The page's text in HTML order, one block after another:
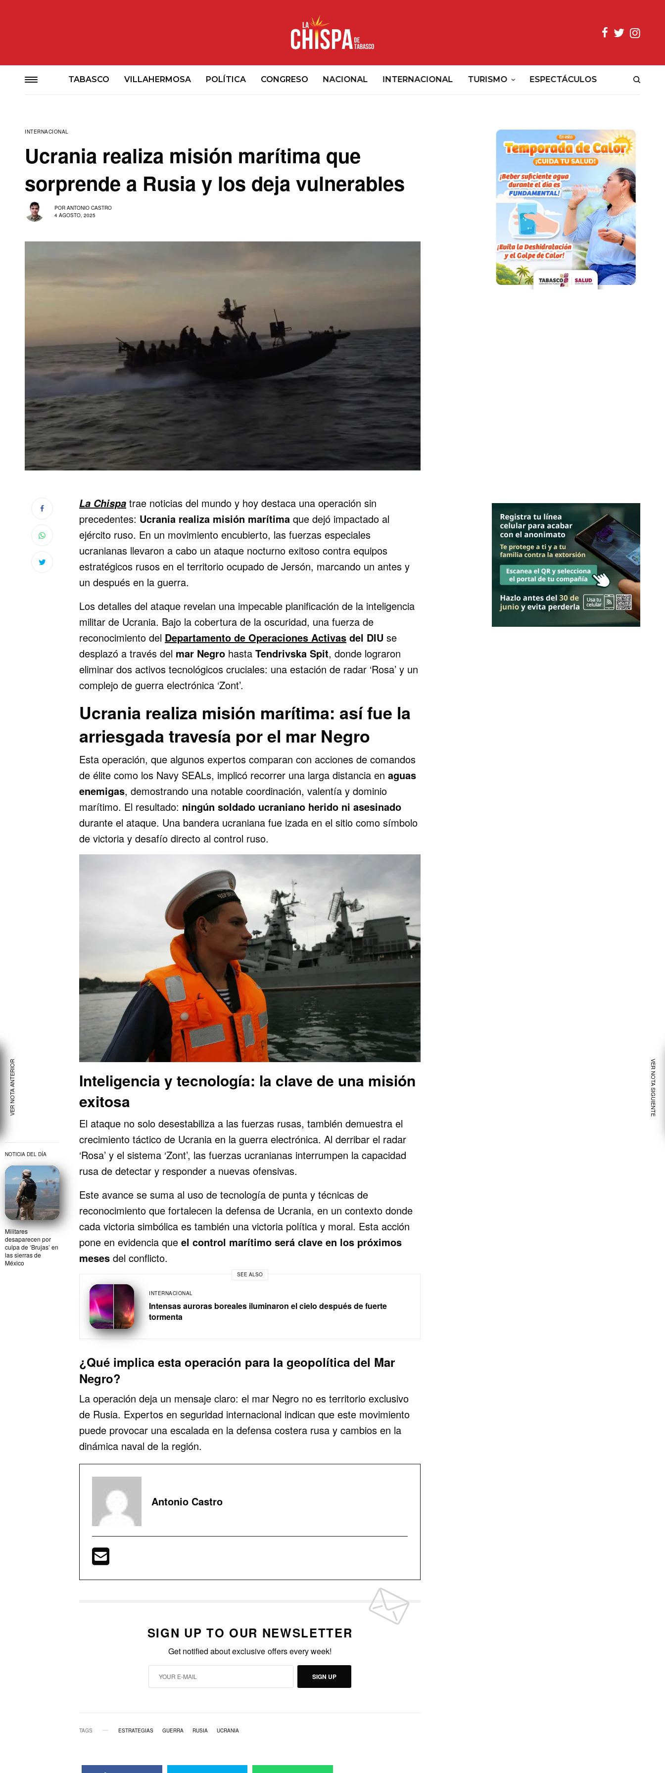
TABASCO VILLAHERMOSA POLÍTICA CONGRESO NACIONAL INTERNACIONAL TURISMO ESPECTÁCULOS
INTERNACIONAL
Ucrania realiza misión marítima que
sorprende a Rusia y los deja vulnerables
POR ANTONIO CASTRO
4 AGOSTO, 2025
NOTICIA DEL DÍA
Militares
desaparecen por
culpa de ‘Brujas’ en
las sierras de
México
La Chispa trae noticias del mundo y hoy destaca una operación sin
precedentes: Ucrania realiza misión marítima que dejó impactado al
ejército ruso. En un movimiento encubierto, las fuerzas especiales
ucranianas llevaron a cabo un ataque nocturno exitoso contra equipos
estratégicos rusos en el territorio ocupado de Jersón, marcando un antes y
un después en la guerra.
Los detalles del ataque revelan una impecable planificación de la inteligencia
militar de Ucrania. Bajo la cobertura de la oscuridad, una fuerza de
reconocimiento del Departamento de Operaciones Activas del DIU se
desplazó a través del mar Negro hastaTendrivska Spit, donde lograron
eliminar dos activos tecnológicos cruciales: una estación de radar ‘Rosa’ y un
complejo de guerra electrónica ‘Zont’.
Ucrania realiza misión marítima: así fue la
arriesgada travesía por el mar Negro
Esta operación, que algunos expertos comparan con acciones de comandos
de élite como los Navy SEALs, implicó recorrer una larga distancia enaguas
enemigas, demostrando una notable coordinación, valentía y dominio
marítimo. El resultado: ningún soldado ucraniano herido ni asesinado
durante el ataque. Una bandera ucraniana fue izada en el sitio como símbolo
de victoria y desafío directo al control ruso.
Inteligencia y tecnología: la clave de una misión
exitosa
El ataque no solo desestabiliza a las fuerzas rusas, también demuestra el
crecimiento táctico de Ucrania en la guerra electrónica. Al derribar el radar
‘Rosa’ y el sistema ‘Zont’, las fuerzas ucranianas interrumpen la capacidad
rusa de detectar y responder a nuevas ofensivas.
Este avance se suma al uso de tecnología de punta y técnicas de
reconocimiento que fortalecen la defensa de Ucrania, en un contexto donde
cada victoria simbólica es también una victoria política y moral. Esta acción
pone en evidencia queel control marítimo será clave en los próximos
meses del conflicto.
SEE ALSO
INTERNACIONAL
Intensas auroras boreales iluminaron el cielo después de fuerte
tormenta
¿Qué implica esta operación para la geopolítica del Mar
Negro?
La operación deja un mensaje claro: el mar Negro no es territorio exclusivo
de Rusia. Expertos en seguridad internacional indican que este movimiento
puede provocar una escalada en la defensa costera rusa y cambios en la
dinámica naval de la región.
Antonio Castro
SIGN UP TO OUR NEWSLETTER
Get notified about exclusive offers every week!
SIGN UP
TAGS ESTRATEGIAS GUERRA RUSIA UCRANIA
VER NOTA ANTERIOR VER NOTA SIGUIENTE